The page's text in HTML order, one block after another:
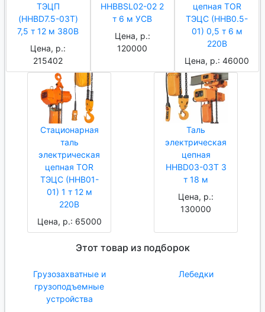
ТЭЦП
(HHBD7.5-03T)
7,5 т 12 м 380В
Цена, р.:
215402
HHBBSL02-02 2
т 6 м УСВ
Цена, р.:
120000
цепная TOR
ТЭЦС (HHB0.5-
01) 0,5 т 6 м
220В
Цена, р.: 46000
Стационарная
таль
электрическая
цепная TOR
ТЭЦС (HHB01-
01) 1 т 12 м
220В
Цена, р.: 65000
Таль
электрическая
цепная
HHBD03-03T 3
т 18 м
Цена, р.:
130000
Этот товар из подборок
Грузозахватные и
грузоподъемные
устройства
Лебедки